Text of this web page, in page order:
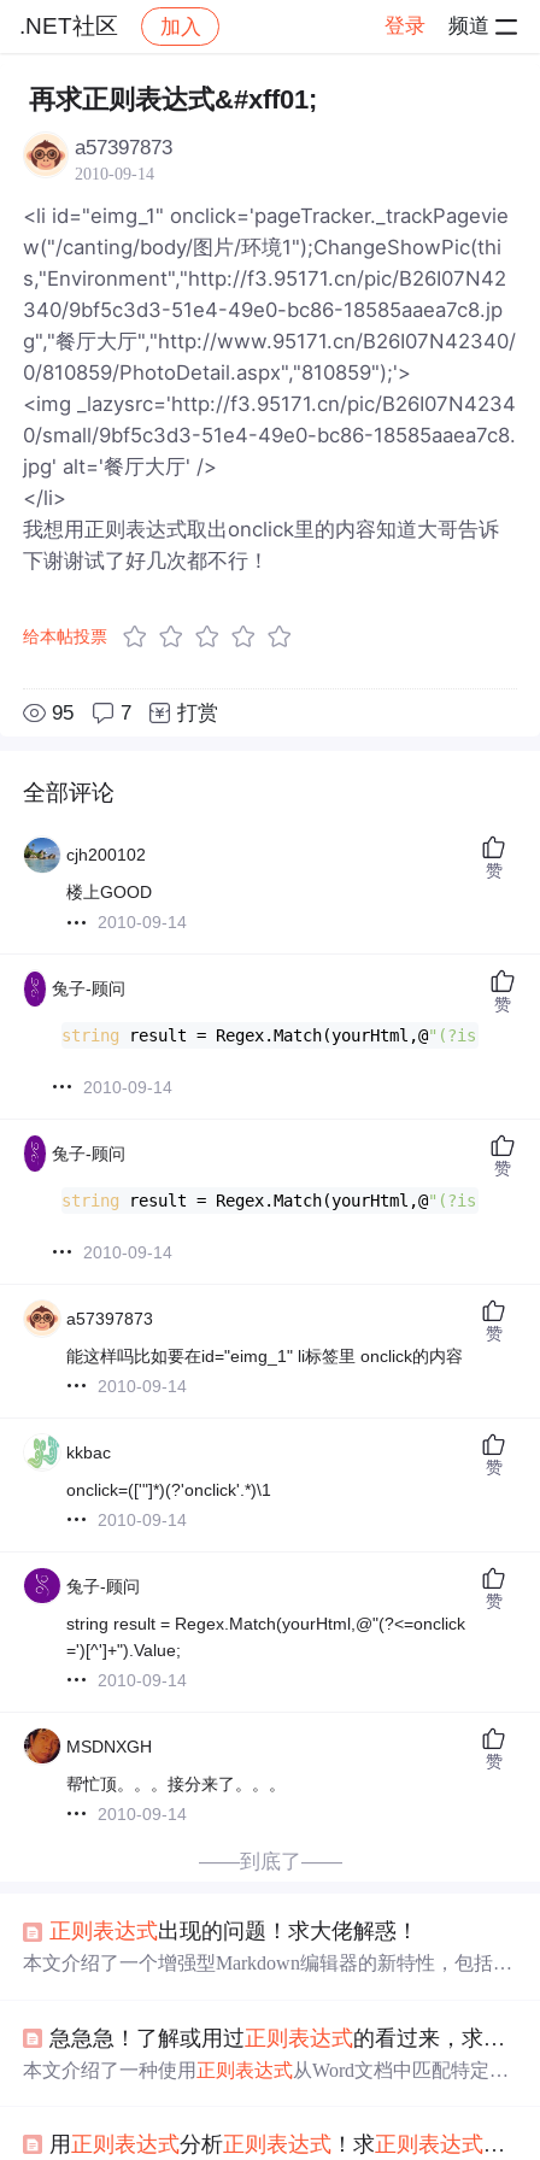
.NET社区 加入 登录 频道
社区 .NET社区 帖子详情
再求正则表达式&#xff01;
a57397873
2010-09-14
<li id="eimg_1" onclick='pageTracker._trackPagevie
w("/canting/body/图片/环境1");ChangeShowPic(thi
s,"Environment","http://f3.95171.cn/pic/B26I07N42
340/9bf5c3d3-51e4-49e0-bc86-18585aaea7c8.jp
g","餐厅大厅","http://www.95171.cn/B26I07N42340/
0/810859/PhotoDetail.aspx","810859");'>
<img _lazysrc='http://f3.95171.cn/pic/B26I07N4234
0/small/9bf5c3d3-51e4-49e0-bc86-18585aaea7c8.
jpg' alt='餐厅大厅' />
</li>
我想用正则表达式取出onclick里的内容知道大哥告诉
下谢谢试了好几次都不行！
给本帖投票
95 7 打赏
全部评论
cjh200102
楼上GOOD
2010-09-14
赞
兔子-顾问
string result = Regex.Match(yourHtml,@
2010-09-14
赞
兔子-顾问
string result = Regex.Match(yourHtml,@
2010-09-14
赞
a57397873
能这样吗比如要在id="eimg_1" li标签里 onclick的内容
2010-09-14
赞
kkbac
onclick=(['"]*)(?'onclick'.*)\1
2010-09-14
赞
兔子-顾问
string result = Regex.Match(yourHtml,@"(?<=onclick
=')[^']+").Value;
2010-09-14
赞
MSDNXGH
帮忙顶。。。接分来了。。。
2010-09-14
赞
——到底了——
正则表达式出现的问题！求大佬解惑！
本文介绍了一个增强型Markdown编辑器的新特性，包括界
客和文档。
急急急！了解或用过正则表达式的看过来，求指教
本文介绍了一种使用 正则表达式从Word文档中匹配特定范
用 正则表达式分析正则表达式 ！求正则表达式组数~